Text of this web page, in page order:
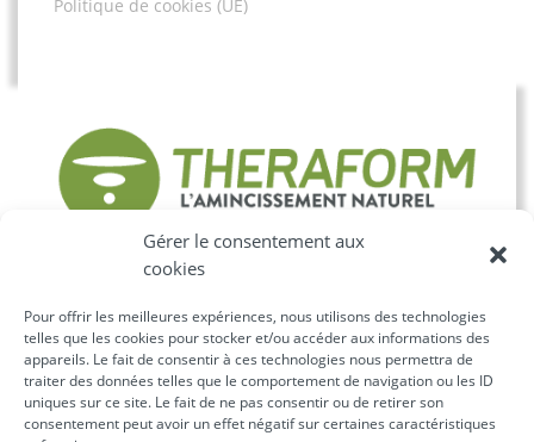
Gérer le consentement aux
cookies
Pour offrir les meilleures expériences, nous utilisons des technologies
telles que les cookies pour stocker et/ou accéder aux informations des
appareils. Le fait de consentir à ces technologies nous permettra de
traiter des données telles que le comportement de navigation ou les ID
uniques sur ce site. Le fait de ne pas consentir ou de retirer son
consentement peut avoir un effet négatif sur certaines caractéristiques
Politique de cookies (UE)
Siège Social : TechNeoLifeSAS– 47 Boulevard de
Courcelles – 75008 PARIS –
Tél: +33 (0)1 83 64 69 08